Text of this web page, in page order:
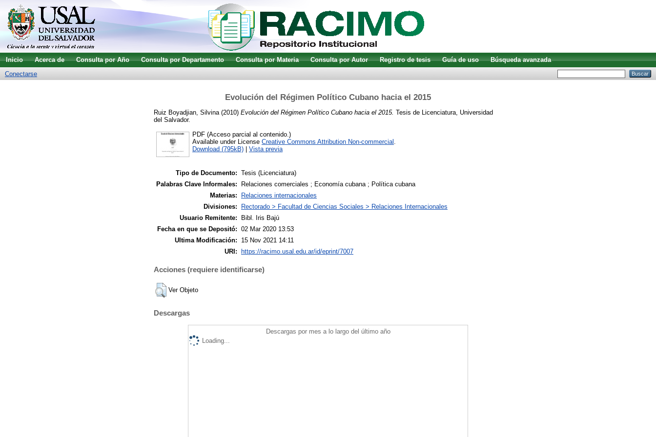
Inicio Acerca de Consulta por Año Consulta por Departamento Consulta por Materia Consulta por Autor Registro de tesis Guía de uso
Búsqueda avanzada
Conectarse
Evolución del Régimen Político Cubano hacia el 2015
Ruiz Boyadjian, Silvina (2010) Evolución del Régimen Político Cubano hacia el 2015. Tesis de Licenciatura, Universidad
del Salvador.
PDF (Acceso parcial al contenido.)
Available under License Creative Commons Attribution Non-commercial .
Download (795kB)
Vista previa
Tipo de Documento: Tesis (Licenciatura)
Palabras Clave Informales:
Relaciones comerciales ; Economía cubana ; Política cubana
Materias:
Relaciones internacionales
Divisiones:
Rectorado > Facultad de Ciencias Sociales > Relaciones Internacionales
Usuario Remitente:
Bibl. Iris Bajú
Fecha en que se Depositó: 02 Mar 2020 13:53
Ultima Modificación:
15 Nov 2021 14:11
URI:
https://racimo.usal.edu.ar/id/eprint/7007
Acciones (requiere identificarse)
Ver Objeto
Descargas
Descargas por mes a lo largo del último año
Loading...